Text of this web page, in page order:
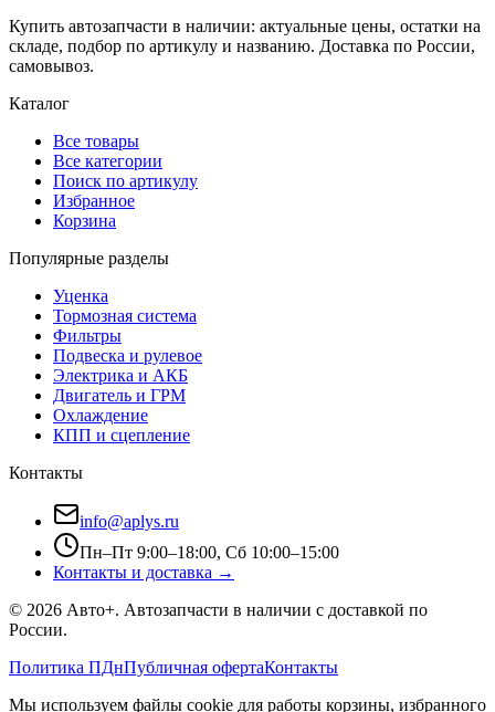
Купить автозапчасти в наличии: актуальные цены, остатки на
складе, подбор по артикулу и названию. Доставка по России,
самовывоз.
Каталог
Все товары
Все категории
Поиск по артикулу
Избранное
Корзина
Популярные разделы
Уценка
Тормозная система
Фильтры
Подвеска и рулевое
Электрика и АКБ
Двигатель и ГРМ
Охлаждение
КПП и сцепление
Контакты
info@aplys.ru
Пн–Пт 9:00–18:00, Сб 10:00–15:00
Контакты и доставка →
© 2026 Авто+. Автозапчасти в наличии с доставкой по
России.
Политика ПДнПубличная офертаКонтакты
Мы используем файлы cookie для работы корзины, избранного